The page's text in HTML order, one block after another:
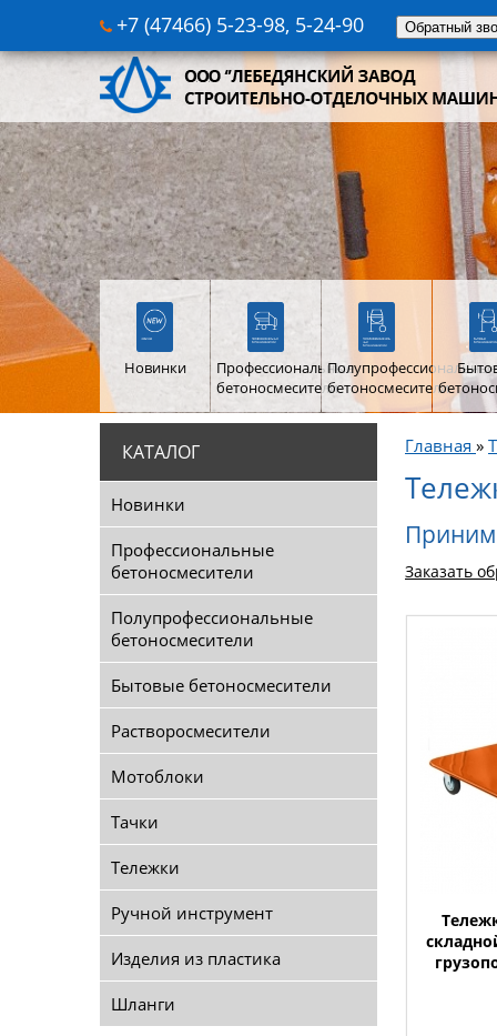
+7 (47466) 5-23-98, 5-24-90 Обратный
Новинки
Профессиональные
бетоносмесители
Полупрофессиональные
бетоносмесители
КАТАЛОГ
Новинки
Профессиональные
бетоносмесители
Полупрофессиональные
бетоносмесители
Бытовые бетоносмесители
Растворосмесители
Мотоблоки
Тачки
Тележки
Ручной инструмент
Изделия из пластика
Шланги
Главная »
Заказать